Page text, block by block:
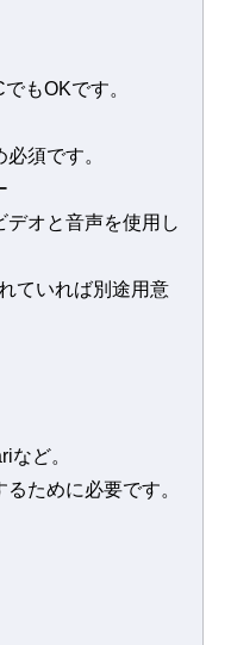
もOKです。
須です。
オと音声を使用し
ていれば別途用意
ど。
ために必要です。